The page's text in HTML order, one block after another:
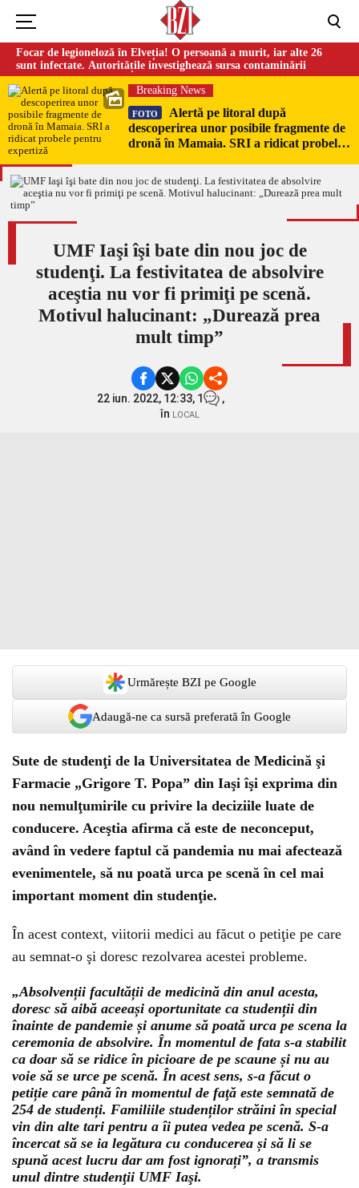
Focar de legioneloză în Elveția! O persoană a murit, iar alte 26
sunt infectate. Autoritățile investighează sursa contaminării
Breaking News
FOTO
Alertă pe litoral după
descoperirea unor posibile fragmente de
dronă în Mamaia. SRI a ridicat probele
UMF Iaşi îşi bate din nou joc de
studenţi. La festivitatea de absolvire
aceştia nu vor fi primiţi pe scenă.
Motivul halucinant: „Durează prea
mult timp”
22 iun. 2022, 12:33, 1
,
în LOCAL
Urmărește BZI pe Google
Adaugă-ne ca sursă preferată în Google
Sute de studenţi de la Universitatea de Medicină şi
Farmacie „Grigore T. Popa” din Iaşi îşi exprima din
nou nemulţumirile cu privire la deciziile luate de
conducere. Aceştia afirma că este de neconceput,
având în vedere faptul că pandemia nu mai afectează
evenimentele, să nu poată urca pe scenă în cel mai
important moment din studenţie.
În acest context, viitorii medici au făcut o petiţie pe care
au semnat-o şi doresc rezolvarea acestei probleme.
„Absolvenții facultății de medicină din anul acesta,
doresc să aibă aceeași oportunitate ca studenții din
înainte de pandemie și anume să poată urca pe scena la
ceremonia de absolvire. În momentul de fata s-a stabilit
ca doar să se ridice în picioare de pe scaune și nu au
voie să se urce pe scenă. În acest sens, s-a făcut o
petiție care până în momentul de faţă este semnată de
254 de studenți. Familiile studenților străini în special
vin din alte tari pentru a îi putea vedea pe scenă. S-a
încercat să se ia legătura cu conducerea și să li se
spună acest lucru dar am fost ignorați”, a transmis
unul dintre studenţii UMF Iaşi.